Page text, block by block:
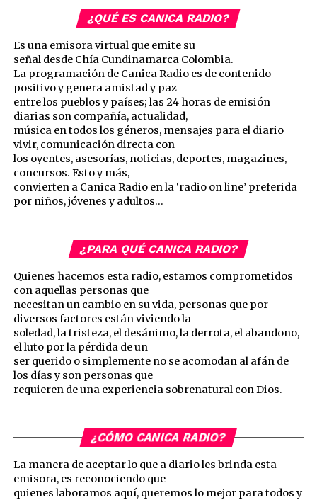
¿QUÉ ES CANICA RADIO?
Es una emisora virtual que emite su
señal desde Chía Cundinamarca Colombia.
La programación de Canica Radio es de contenido
positivo y genera amistad y paz
entre los pueblos y países; las 24 horas de emisión
diarias son compañía, actualidad,
música en todos los géneros, mensajes para el diario
vivir, comunicación directa con
los oyentes, asesorías, noticias, deportes, magazines,
concursos. Esto y más,
convierten a Canica Radio en la ‘radio on line’ preferida
por niños, jóvenes y adultos…
¿PARA QUÉ CANICA RADIO?
Quienes hacemos esta radio, estamos comprometidos
con aquellas personas que
necesitan un cambio en su vida, personas que por
diversos factores están viviendo la
soledad, la tristeza, el desánimo, la derrota, el abandono,
el luto por la pérdida de un
ser querido o simplemente no se acomodan al afán de
los días y son personas que
requieren de una experiencia sobrenatural con Dios.
¿CÓMO CANICA RADIO?
La manera de aceptar lo que a diario les brinda esta
emisora, es reconociendo que
quienes laboramos aquí, queremos lo mejor para todos y